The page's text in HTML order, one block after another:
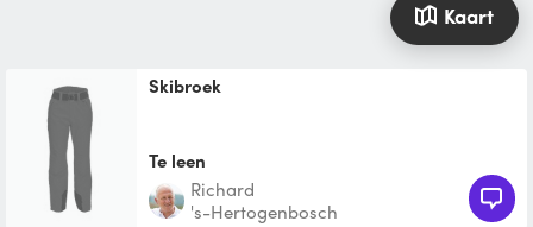
Kaart
skibroek
Te leen
richard
's-Hertogenbosch